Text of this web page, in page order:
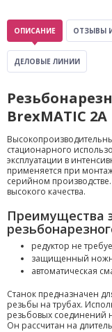
ОПИСАНИЕ ОТЗЫВЫ
ДЕЛОВЫЕ ЛИНИИ
BrexMATIC 2A
стационарного
эксплуатации в
применяется при
серийном
высокого качества.
Преимущества
редуктор не
защищенный
автоматическая
Станок предназначен
резьбы на трубах.
резьбовых соединений
Он рассчитан на